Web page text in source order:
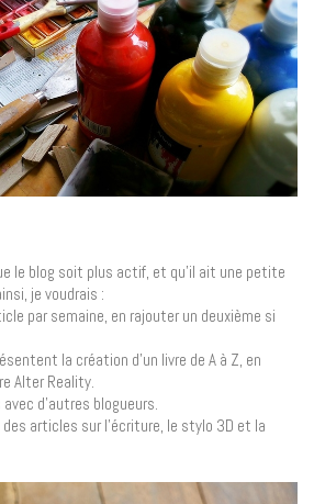
le blog soit plus actif, et qu’il ait une petite
je voudrais :
par semaine, en rajouter un deuxième si
la création d’un livre de A à Z, en
Alter Reality.
d’autres blogueurs.
articles sur l’écriture, le stylo 3D et la